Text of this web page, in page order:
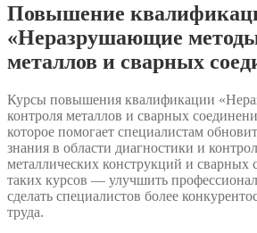
Повышение
«Неразрушающие
металлов и сварных
Курсы повышения квалификации
контроля металлов и сварных
которое помогает специалистам
знания в области диагностики и
металлических конструкций и сварных
таких курсов — улучшить
сделать специалистов более
труда.